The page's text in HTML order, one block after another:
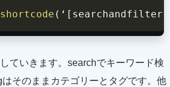
( ‘ [ searchandfilter
ていきます。searchでキーワード検
そのままカテゴリーとタグです。他